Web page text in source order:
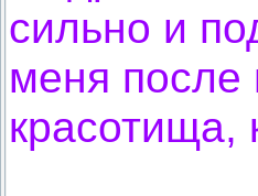
сильно и
меня после
красотища,